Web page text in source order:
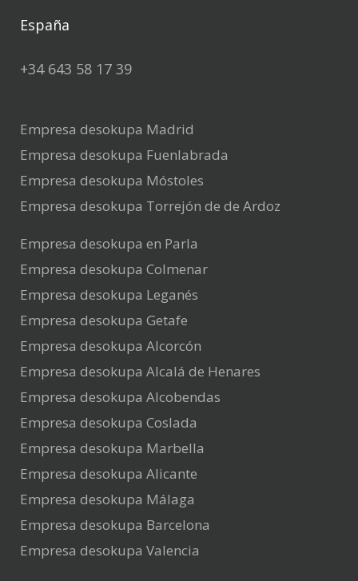
España
+34 643 58 17 39
Empresa desokupa Madrid
Empresa desokupa Fuenlabrada
Empresa desokupa Móstoles
Empresa desokupa Torrejón de de Ardoz
Empresa desokupa en Parla
Empresa desokupa Colmenar
Empresa desokupa Leganés
Empresa desokupa Getafe
Empresa desokupa Alcorcón
Empresa desokupa Alcalá de Henares
Empresa desokupa Alcobendas
Empresa desokupa Coslada
Empresa desokupa Marbella
Empresa desokupa Alicante
Empresa desokupa Málaga
Empresa desokupa Barcelona
Empresa desokupa Valencia